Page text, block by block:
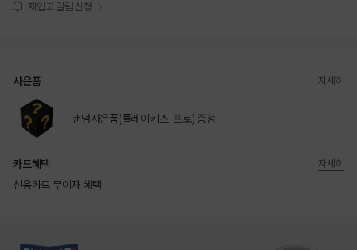
재입고 알림 신청
사은품
랜덤사은품(플레이키즈-프로) 증정
자세히
카드혜택
신용카드 무이자 혜택
자세히